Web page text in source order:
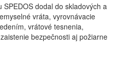
dodal do skladových a
vráta, vyrovnávacie
vrátové tesnenia,
bezpečnosti aj požiarne